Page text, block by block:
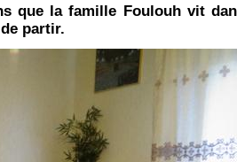
que la famille Foulouh vit
partir.